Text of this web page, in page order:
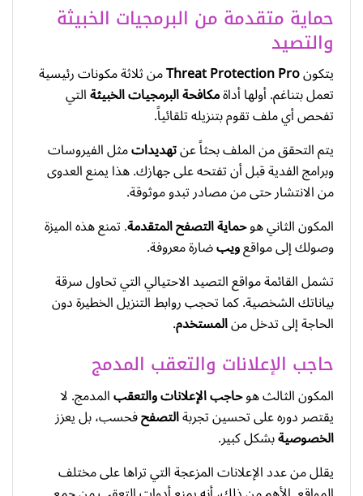
حماية متقدمة من البرمجيات الخبيثة
والتصيد
يتكونThreat Protection Proمن ثلاثة مكونات رئيسية
تعمل بتناغم. أولها أداةمكافحة البرمجيات الخبيثةالتي
تفحص أي ملف تقوم بتنزيله تلقائياً.
يتم التحقق من الملف بحثاً عنتهديداتمثل الفيروسات
وبرامج الفدية قبل أن تفتحه على جهازك. هذا يمنع العدوى
من الانتشار حتى من مصادر تبدو موثوقة.
المكون الثاني هوحماية التصفح المتقدمة. تمنع هذه الميزة
وصولك إلى مواقعويبضارة معروفة.
تشمل القائمة مواقع التصيد الاحتيالي التي تحاول سرقة
بياناتك الشخصية. كما تحجب روابط التنزيل الخطيرة دون
الحاجة إلى تدخل منالمستخدم.
حاجب الإعلانات والتعقب المدمج
المكون الثالث هوحاجب الإعلانات والتعقبالمدمج. لا
يقتصر دوره على تحسين تجربةالتصفحفحسب، بل يعزز
الخصوصيةبشكل كبير.
يقلل من عدد الإعلانات المزعجة التي تراها على مختلف